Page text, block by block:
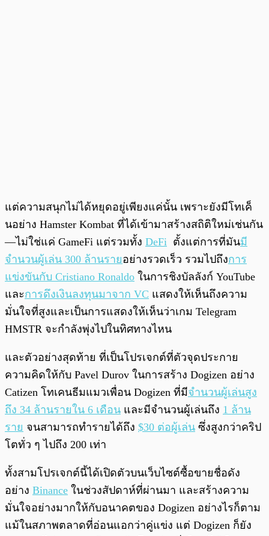
แต่ความสนุกไม่ได้หยุดอยู่เพียงแค่นั้น เพราะยังมีโทเค็
นอย่าง Hamster Kombat ที่ได้เข้ามาสร้างสถิติใหม่เช่นกัน
—ไม่ใช่แค่ GameFi แต่รวมทั้ง DeFi ตั้งแต่การที่มันมี
จำนวนผู้เล่น 300 ล้านรายอย่างรวดเร็ว รวมไปถึงการ
แข่งขันกับ Cristiano Ronaldo ในการชิงบัลลังก์ YouTube
และการดึงเงินลงทุนมาจาก VC แสดงให้เห็นถึงความ
มั่นใจที่สูงและเป็นการแสดงให้เห็นว่าเกม Telegram
HMSTR จะกำลังพุ่งไปในทิศทางไหน
และตัวอย่างสุดท้าย ที่เป็นโปรเจกต์ที่ตัวจุดประกาย
ความคิดให้กับ Pavel Durov ในการสร้าง Dogizen อย่าง
Catizen โทเคนธีมแมวเพื่อน Dogizen ที่มีจำนวนผู้เล่นสูง
ถึง 34 ล้านรายใน 6 เดือน และมีจำนวนผู้เล่นถึง 1 ล้าน
ราย จนสามารถทำรายได้ถึง $30 ต่อผู้เล่น ซึ่งสูงกว่าคริป
โตทั่ว ๆ ไปถึง 200 เท่า
ทั้งสามโปรเจกต์นี้ได้เปิดตัวบนเว็บไซต์ซื้อขายชื่อดัง
อย่าง Binance ในช่วงสัปดาห์ที่ผ่านมา และสร้างความ
มั่นใจอย่างมากให้กับอนาคตของ Dogizen อย่างไรก็ตาม
แม้ในสภาพตลาดที่อ่อนแอกว่าคู่แข่ง แต่ Dogizen ก็ยัง